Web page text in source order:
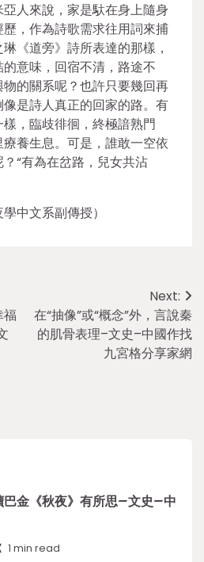
人來說，家是馱在身上隨身
，作為詩歌需求往用詞來捕
《道旁》詩所表達的那樣，
意味，回宿不清，路途不
的關系呢？也許只要幾回再
是詩人真正的回家的路。有
，臨歧徘徊，終極諳熟門
養生息。可是，誰敢一空依
“有為在岔路，兒女共沾
中文系副傳授）
福
Next:
在“抽像”或“概念”外，言說秦
的肌骨表理–文史–中國作找
九宮格分享家網
巴金《秋夜》有所思–文史–中
1 min read